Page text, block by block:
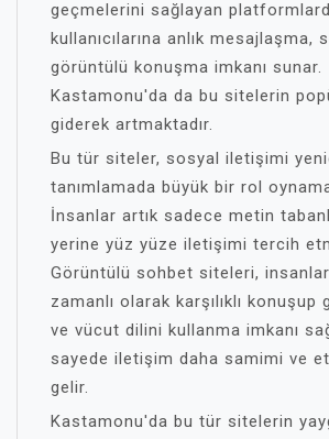
geçmelerini sağlayan
kullanıcılarına anlık mesajlaşma,
görüntülü konuşma imkanı sunar.
Kastamonu'da da bu sitelerin
giderek artmaktadır.
Bu tür siteler, sosyal iletişimi
tanımlamada büyük bir rol
İnsanlar artık sadece metin
yerine yüz yüze iletişimi tercih
Görüntülü sohbet siteleri,
zamanlı olarak karşılıklı
ve vücut dilini kullanma imkanı
sayede iletişim daha samimi ve
gelir.
Kastamonu'da bu tür sitelerin